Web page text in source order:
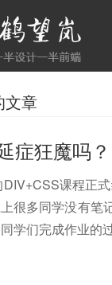
文章
症狂魔吗？
课程正
很多同学没有笔
学们完成作业的